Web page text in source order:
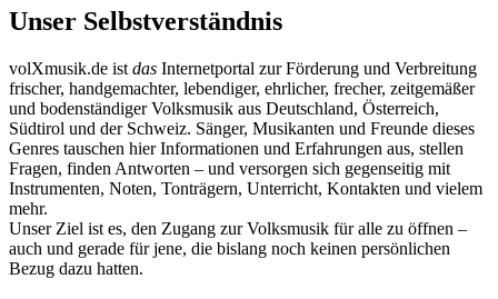
Unser Selbstverständnis
volXmusik.de ist das Internetportal zur Förderung und Verbreitung
frischer, handgemachter, lebendiger, ehrlicher, frecher, zeitgemäßer
und bodenständiger Volksmusik aus Deutschland, Österreich,
Südtirol und der Schweiz. Sänger, Musikanten und Freunde dieses
Genres tauschen hier Informationen und Erfahrungen aus, stellen
Fragen, finden Antworten – und versorgen sich gegenseitig mit
Instrumenten, Noten, Tonträgern, Unterricht, Kontakten und vielem
mehr.
Unser Ziel ist es, den Zugang zur Volksmusik für alle zu öffnen –
auch und gerade für jene, die bislang noch keinen persönlichen
Bezug dazu hatten.